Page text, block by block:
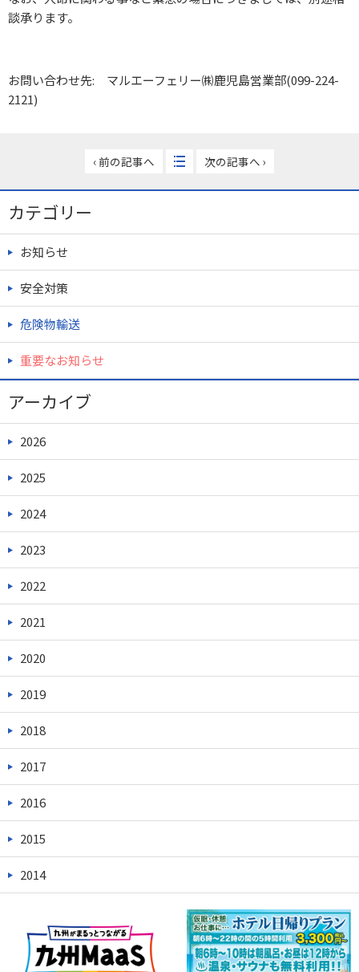
談承ります。
お問い合わせ先: マルエーフェリー㈱鹿児島営業部(099-224-
2121)
‹ 前の記事へ 次の記事へ ›
カテゴリー
お知らせ
安全対策
危険物輸送
重要なお知らせ
アーカイブ
2026
2025
2024
2023
2022
2021
2020
2019
2018
2017
2016
2015
2014